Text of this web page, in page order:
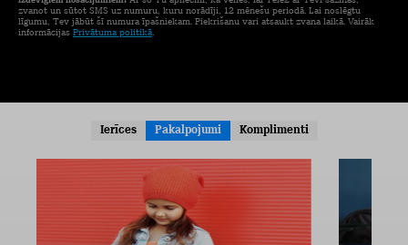
zvanot un sūtot SMS uz numuru, kuru norādīji, 12 mēnešu periodā. Lai noslēgtu
līgumu, Tev jābūt šī numura īpašniekam. Piekrišanu vari atsaukt zvana laikā. Vairāk
informācijas Privātuma politikā.
Ierīces Pakalpojumi Komplimenti